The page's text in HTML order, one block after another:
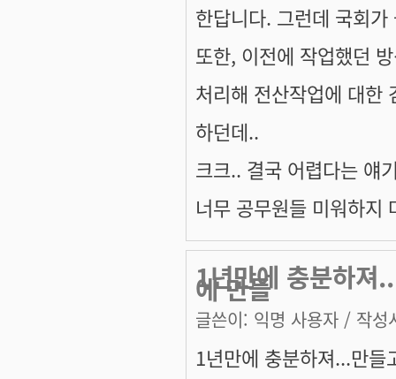
한답니다. 그런데 국회
또한, 이전에 작업했던
처리해 전산작업에 대한
하던데..
크크.. 결국 어렵다는 얘
너무 공무원들 미워하지
1년만에 충분하져
에 만들
글쓴이: 익명 사용자 / 작성
1년만에 충분하져...만들